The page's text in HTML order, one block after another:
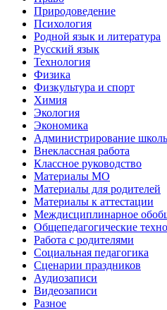
Природоведение
Психология
Родной язык и литература
Русский язык
Технология
Физика
Физкультура и спорт
Химия
Экология
Экономика
Администрирование
Внеклассная работа
Классное руководство
Материалы МО
Материалы для родителей
Материалы к аттестации
Междисциплинарное
Общепедагогические
Работа с родителями
Социальная педагогика
Сценарии праздников
Аудиозаписи
Видеозаписи
Разное